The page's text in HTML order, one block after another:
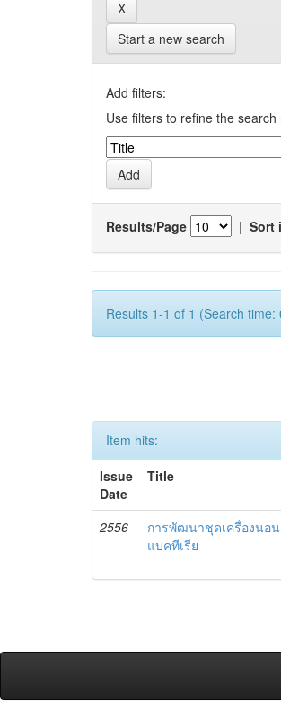
Start a new search
Add filters:
Use filters to refine the search
Results/Page | Sort
Results 1-1 of 1 (Search time:
Item hits:
Issue
Date
Title
2556
การพัฒนาชุดเครื่องนอน
แบคทีเรีย